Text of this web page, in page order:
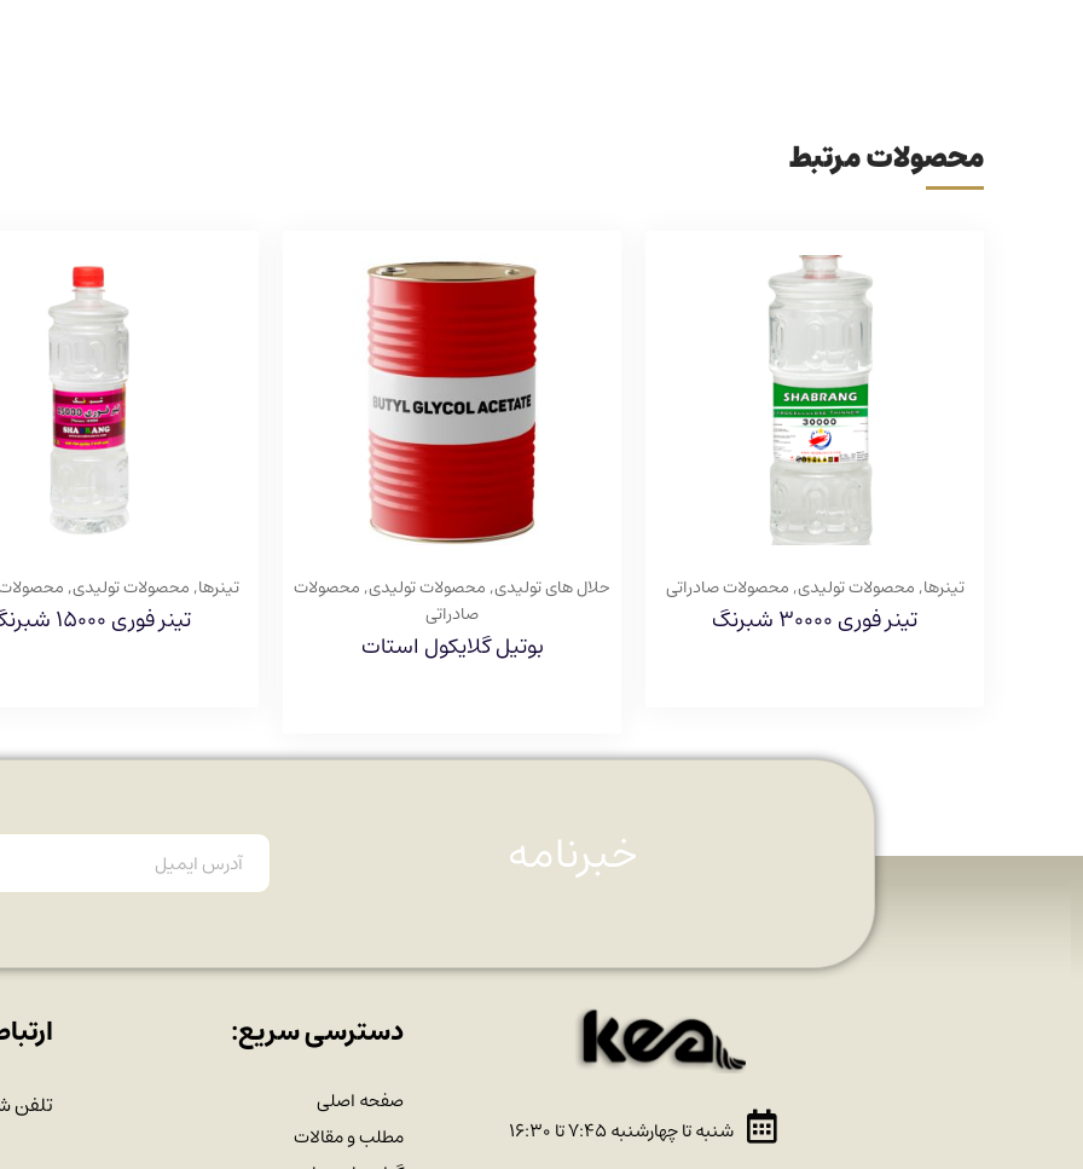
محصولات مرتبط
تینرها, محصولات تولیدی, محصولات صادراتی
تینر فوری ۳۰۰۰۰ شبرنگ
حلال های تولیدی, محصولات تولیدی, محصولات
صادراتی
بوتیل گلایکول استات
تینرها, محصولات تولیدی,
تینر فوری ۱۵۰۰۰ شبرنگ
خبرنامه
شنبه تا چهارشنبه ۷:۴۵ تا ۱۶:۳۰
دسترسی سریع:
صفحه اصلی
مطلب و مقالات
تلفن